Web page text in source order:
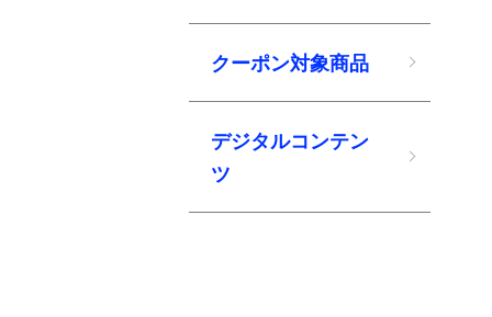
クーポン対象商品
デジタルコンテン
ツ